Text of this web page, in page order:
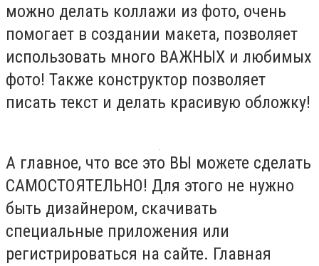
можно делать коллажи из фото, очень
помогает в создании макета, позволяет
использовать много ВАЖНЫХ и любимых
фото! Также конструктор позволяет
писать текст и делать красивую обложку!
А главное, что все это ВЫ можете сделать
САМОСТОЯТЕЛЬНО! Для этого не нужно
быть дизайнером, скачивать
специальные приложения или
регистрироваться на сайте. Главная